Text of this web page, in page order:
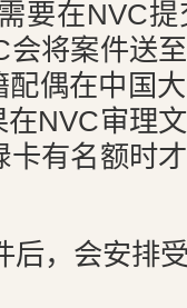
要在NVC
将案件送
偶在中国
NVC审理
有名额时
后，会安排